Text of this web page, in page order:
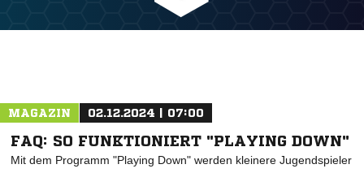
MAGAZIN 02.12.2024 | 07:00
FAQ: SO FUNKTIONIERT "PLAYING DOWN"
Mit dem Programm "Playing Down" werden kleinere Jugendspieler